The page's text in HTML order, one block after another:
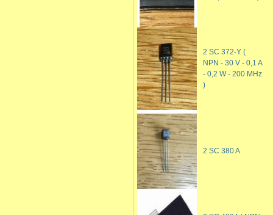
2 SC 372-Y (
NPN - 30 V - 0,1 A
- 0,2 W - 200 MHz
)
2 SC 380 A